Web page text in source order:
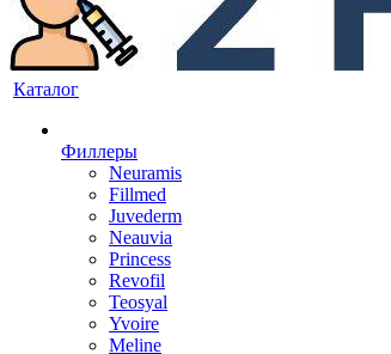
Каталог
Филлеры
Neuramis
Fillmed
Juvederm
Neauvia
Princess
Revofil
Teosyal
Yvoire
Meline